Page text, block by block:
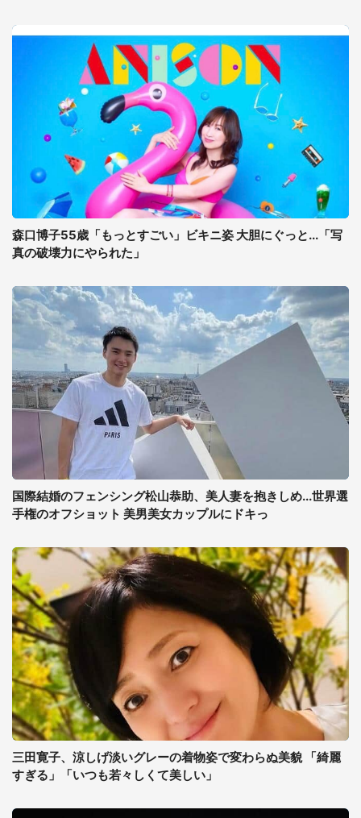
森口博子55歳「もっとすごい」ビキニ姿 大胆にぐっと...「写
真の破壊力にやられた」
国際結婚のフェンシング松山恭助、美人妻を抱きしめ...世界選
手権のオフショット 美男美女カップルにドキっ
三田寛子、涼しげ淡いグレーの着物姿で変わらぬ美貌 「綺麗
すぎる」「いつも若々しくて美しい」